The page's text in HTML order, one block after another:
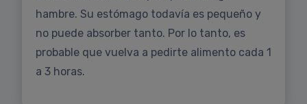
hambre. Su estómago todavía es pequeño y
no puede absorber tanto. Por lo tanto, es
probable que vuelva a pedirte alimento cada 1
a 3 horas.